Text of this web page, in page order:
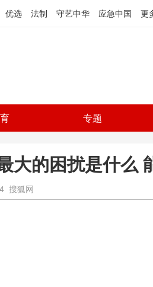
优选 法制 守艺中华 应急中国 更
专题
大的困扰是什么
搜狐网